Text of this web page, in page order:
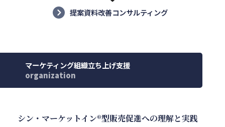
提案資料改善コンサルティング
マーケティング組織立ち上げ支援
organization
シン・マーケットイン®︎型販売促進への理解と実践